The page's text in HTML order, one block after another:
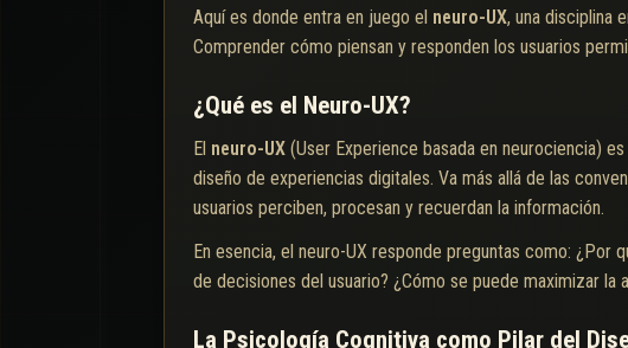
Aquí es donde entra en juego el neuro-UX, una disciplina
Comprender cómo piensan y responden los usuarios
¿Qué es el Neuro-UX?
El neuro-UX (User Experience basada en neurociencia)
diseño de experiencias digitales. Va más allá de las
usuarios perciben, procesan y recuerdan la información.
En esencia, el neuro-UX responde preguntas como:
de decisiones del usuario? ¿Cómo se puede maximizar
La Psicología Cognitiva como Pilar del